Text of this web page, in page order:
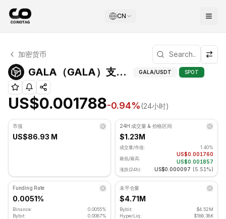
CN
GALA 技术分析
GALA 目前交易价格为 US$0.001788. RSI 指标为 38.65
加密货币
GALA（GALA）支撑和阻力位 GALA（
GALA/USDT SPOT
US$0.001788-0.94%(24小时)
市值
US$86.93 M
24H 成交量 & 价格区间
$1.23M
成交量/市值:
1.40%
最低/最高:
US$0.001760
US$0.001857
涨跌(24h): US$0.000097 (5.51%)
Funding Rate
0.0051%
Binance:
0.0055%
Bybit:
0.0087%
未平仓量
$4.71M
Bybit:
$4.52M
HyperLiq:
$186.38K